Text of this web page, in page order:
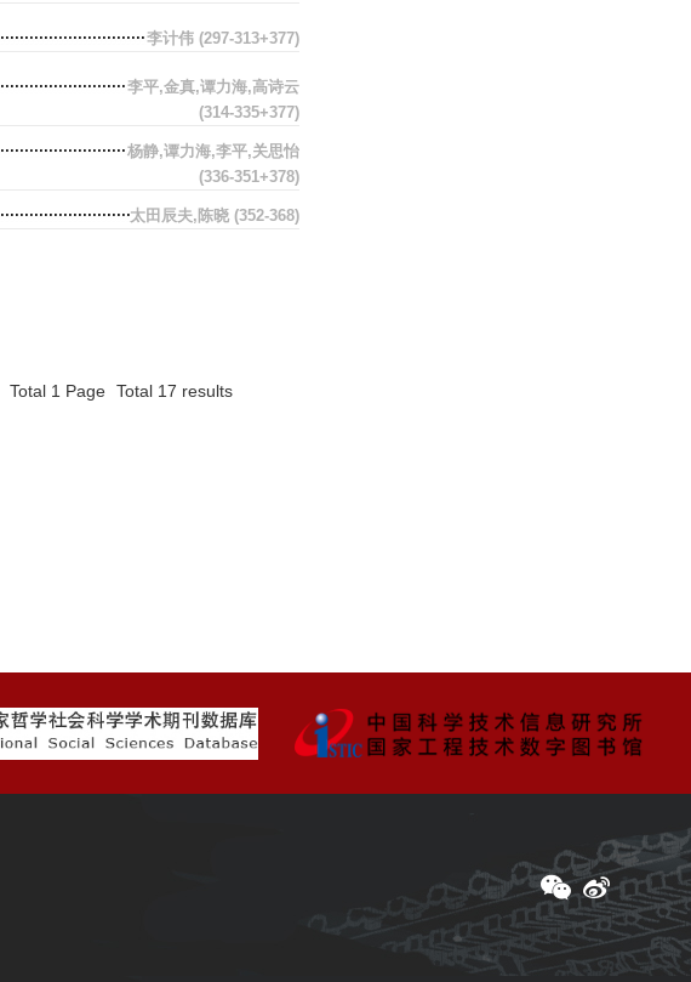
李计伟 (297-313+377)
李平,金真,谭力海,高诗云
(314-335+377)
杨静,谭力海,李平,关思怡
(336-351+378)
太田辰夫,陈晓 (352-368)
Total 1 Page Total 17 results